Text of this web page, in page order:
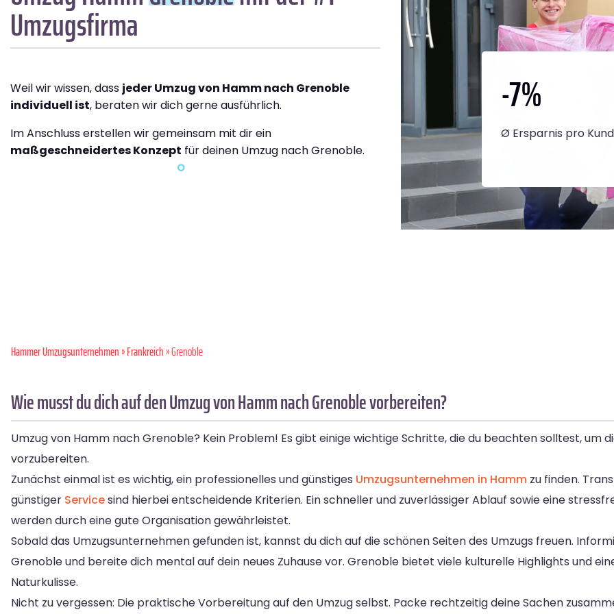
Umzugsfirma
Weil wir wissen, dass jeder Umzug von Hamm nach Grenoble
individuell ist, beraten wir dich gerne ausführlich.
Im Anschluss erstellen wir gemeinsam mit dir ein
maßgeschneidertes Konzept für deinen Umzug nach Grenoble.
-7%
Ø Ersparnis pro
Hammer Umzugsunternehmen»Frankreich» Grenoble
Wie musst du dich auf den Umzug von Hamm nach Grenoble vorbereiten?
Umzug von Hamm nach Grenoble? Kein Problem! Es gibt einige wichtige Schritte, die du beachten solltest, um
vorzubereiten.
Zunächst einmal ist es wichtig, ein professionelles und günstiges Umzugsunternehmen in Hamm zu finden.
günstiger Servicesind hierbei entscheidende Kriterien. Ein schneller und zuverlässiger Ablauf sowie eine
werden durch eine gute Organisation gewährleistet.
Sobald das Umzugsunternehmen gefunden ist, kannst du dich auf die schönen Seiten des Umzugs freuen.
Grenoble und bereite dich mental auf dein neues Zuhause vor. Grenoble bietet viele kulturelle Highlights und
Naturkulisse.
Nicht zu vergessen: Die praktische Vorbereitung auf den Umzug selbst. Packe rechtzeitig deine Sachen